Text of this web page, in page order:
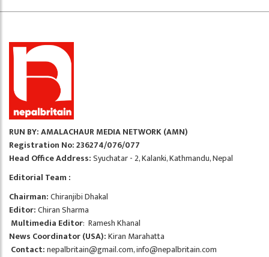
RUN BY: AMALACHAUR MEDIA NETWORK (AMN)
Registration No: 236274/076/077
Head Office Address:Syuchatar - 2, Kalanki, Kathmandu, Nepal
Editorial Team :
Chairman:Chiranjibi Dhakal
Editor:Chiran Sharma
Multimedia Editor: Ramesh Khanal
News Coordinator (USA):Kiran Marahatta
Contact:nepalbritain@gmail.com,info@nepalbritain.com